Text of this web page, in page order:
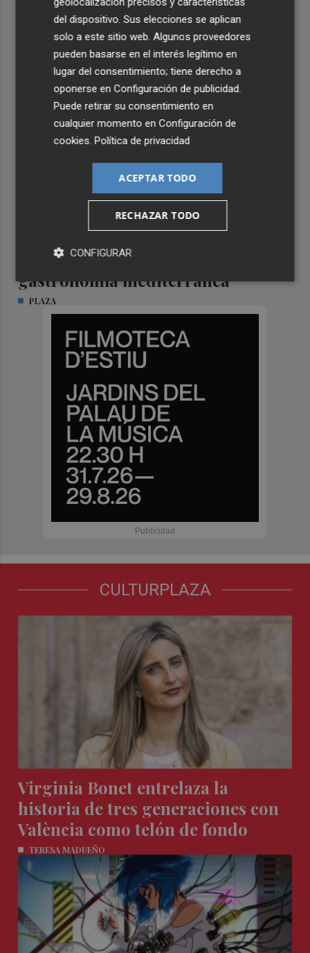
TIERRA DE EMPRESAS
Formar el talento que impulsa la
gastronomía mediterránea
PLAZA
CULTURPLAZA
Virginia Bonet entrelaza la
historia de tres generaciones con
València como telón de fondo
TERESA MADUEÑO
del dispositivo. Sus elecciones se aplican
solo a este sitio web. Algunos proveedores
pueden basarse en el interés legítimo en
lugar del consentimiento; tiene derecho a
oponerse enConfiguración de publicidad.
Puede retirar su consentimiento en
cualquier momento enConfiguración de
cookies.Política de privacidad
ACEPTAR TODO
RECHAZAR TODO
CONFIGURAR